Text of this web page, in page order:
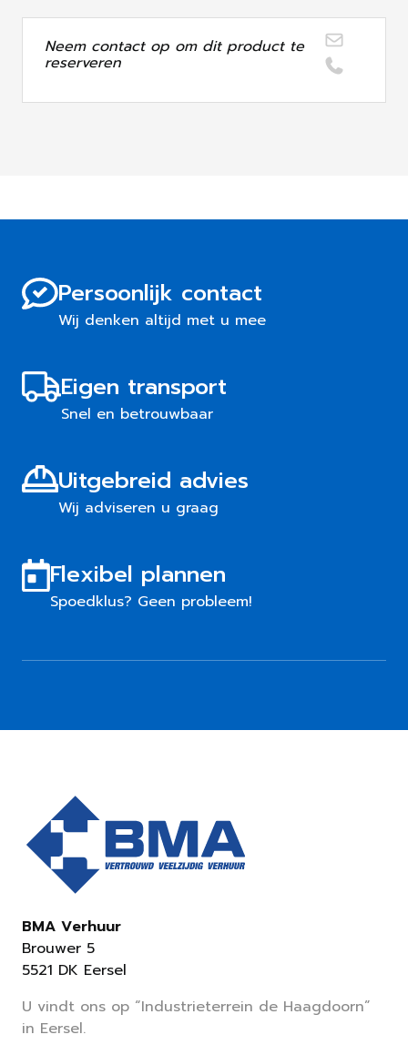
Neem contact op om dit product te
reserveren
Persoonlijk contact
Wij denken altijd met u mee
Eigen transport
Snel en betrouwbaar
Uitgebreid advies
Wij adviseren u graag
Flexibel plannen
Spoedklus? Geen probleem!
BMA Verhuur
Brouwer 5
5521 DK Eersel
U vindt ons op “Industrieterrein de Haagdoorn”
in Eersel.